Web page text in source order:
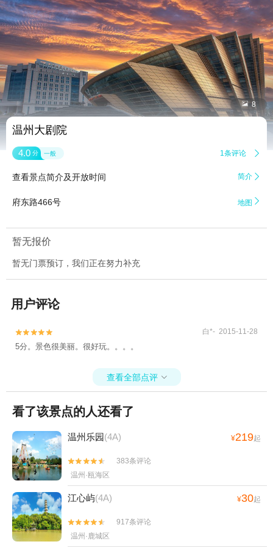
 8
温州大剧院
4.0 分 一般 1条评论 
查看景点简介及开放时间 简介 
府东路466号 地图 
暂无报价
暂无门票预订，我们正在努力补充
用户评论

 白*- 2015-11-28
5分。景色很美丽。很好玩。。。。
查看全部点评 
看了该景点的人还看了
温州乐园(4A) ¥219起


383条评论
温州·瓯海区
江心屿(4A) ¥30起


917条评论
温州·鹿城区
